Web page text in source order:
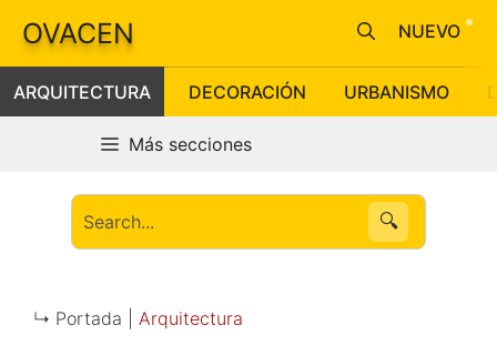
Saltar
contenido
OVACEN
ARQUITECTURA DECORACIÓN URBANISMO
NUEVO
Más secciones
🔍
↳ Portada | Arquitectura